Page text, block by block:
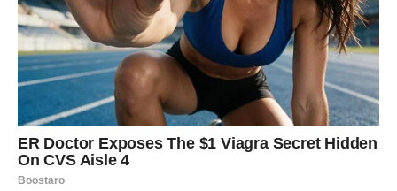
Lavovima dolazi vijest koja vraća samopouzdanje i
motivaciju. Moguće je priznanje, pohvala ili potvrda da se
trud konačno primjećuje.
Pred vama su veoma pozitivni trenuci.
DJEVICA